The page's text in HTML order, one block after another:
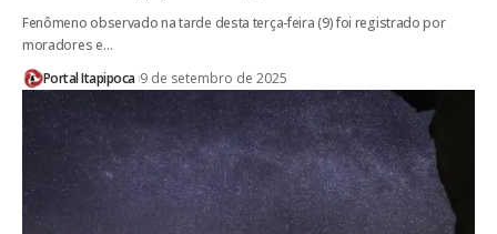
Fenômeno observado na tarde desta terça-feira (9) foi registrado por
moradores e…
Portal Itapipoca 9 de setembro de 2025